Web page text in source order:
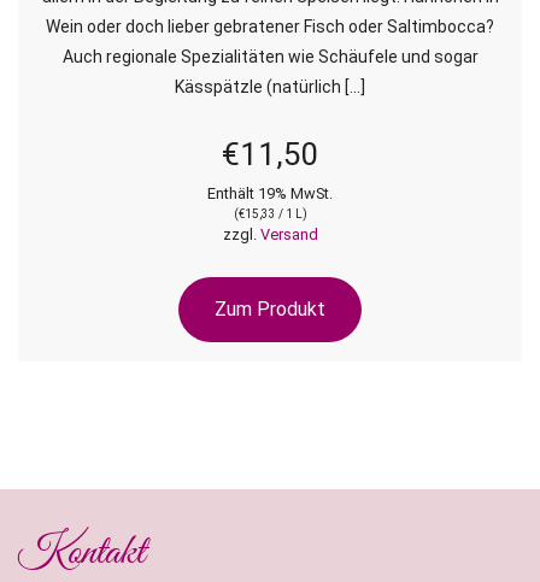
Wein oder doch lieber gebratener Fisch oder Saltimbocca?
Auch regionale Spezialitäten wie Schäufele und sogar
Kässpätzle (natürlich […]
€11,50
Enthält 19% MwSt.
(€15,33 / 1 L)
zzgl. Versand
Zum Produkt
Kontakt